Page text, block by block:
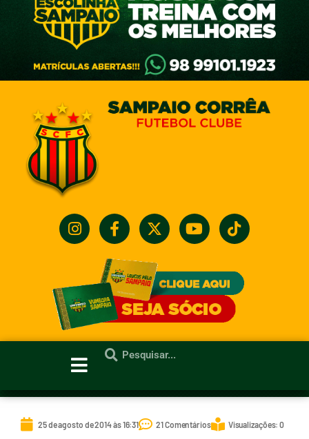
25 de agosto de 2014 às 16:31 21 Comentários Visualizações: 0